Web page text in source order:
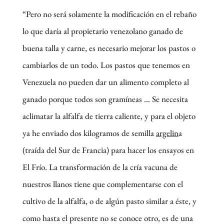
“Pero no será solamente la modificación en el rebaño
lo que daría al propietario venezolano ganado de
buena talla y carne, es necesario mejorar los pastos o
cambiarlos de un todo. Los pastos que tenemos en
Venezuela no pueden dar un alimento completo al
ganado porque todos son gramíneas … Se necesita
aclimatar la alfalfa de tierra caliente, y para el objeto
ya he enviado dos kilogramos de semillaargelina
(traída del Sur de Francia) para hacer los ensayos en
El Frío. La transformación de la cría vacuna de
nuestros llanos tiene que complementarse con el
cultivo de la alfalfa, o de algún pasto similar a éste, y
como hasta el presente no se conoce otro, es de una